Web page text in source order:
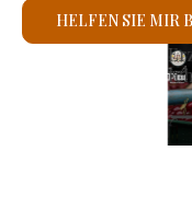
HELFEN SIE MIR